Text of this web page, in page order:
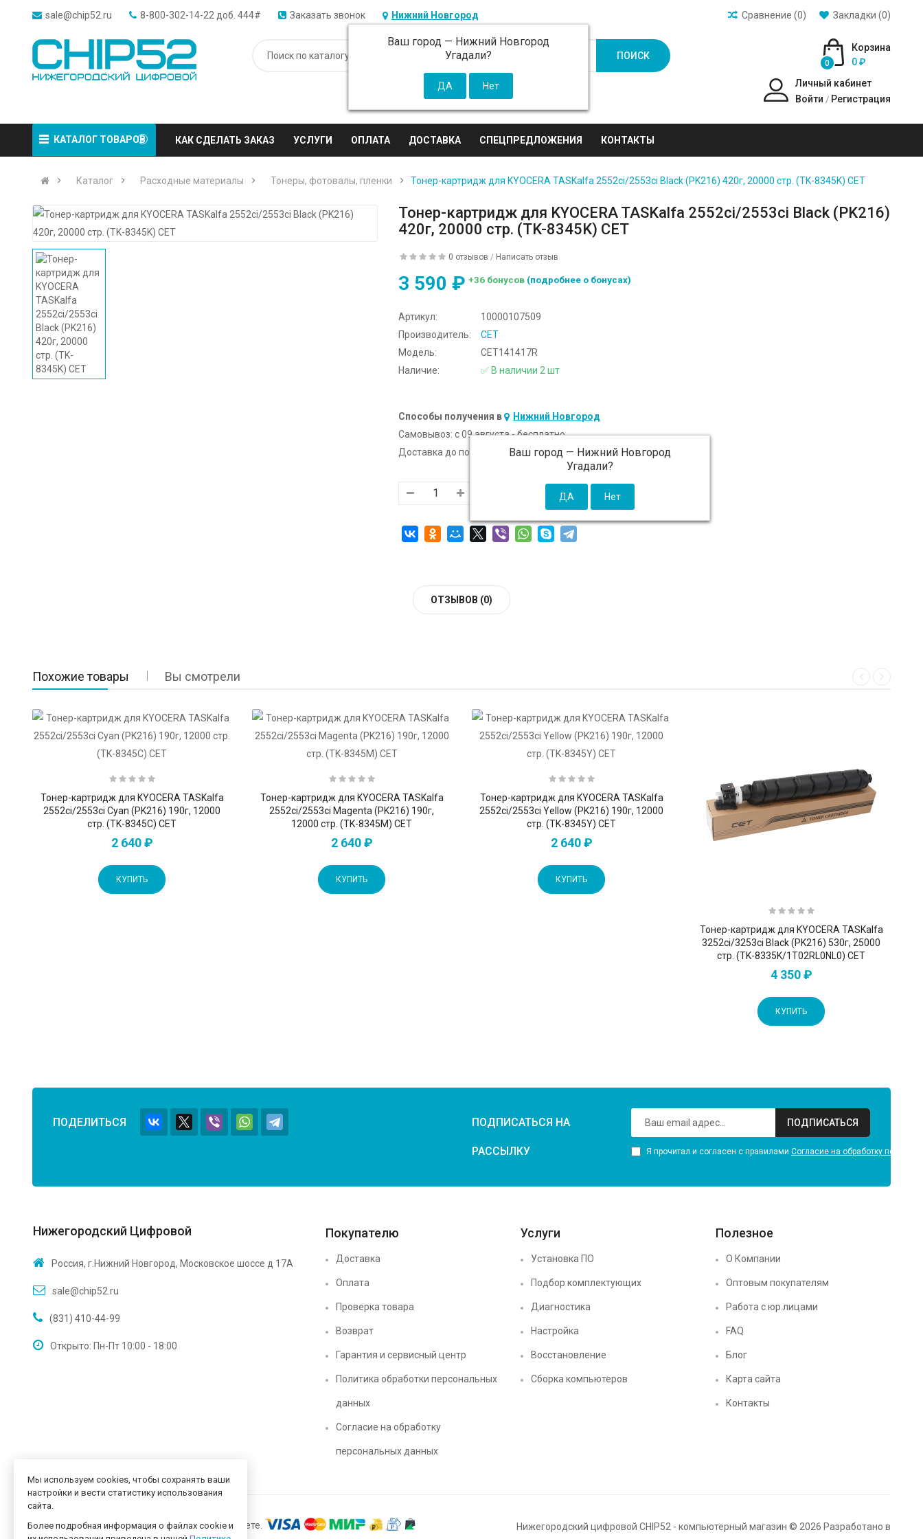
sale@chip52.ru 8-800-302-14-22 доб. 444# Заказать звонок Нижний Новгород
Ваш город — Нижний Новгород
Угадали?
Закладки (0)
Сравнение (0)
ПОИСК
Корзина
0
0 ₽
Личный кабинет
Войти / Регистрация
КАТАЛОГ ТОВАРОВ КАК СДЕЛАТЬ ЗАКАЗ УСЛУГИ ОПЛАТА ДОСТАВКА СПЕЦПРЕДЛОЖЕНИЯ КОНТАКТЫ
Каталог Расходные материалы Тонеры, фотовалы, пленки Тонер-картридж для KYOCERA TASKalfa 2552ci/2553ci Black (PK216) 420г, 20000 стр. (TK-8345K) CET
Тонер-картридж для KYOCERA TASKalfa 2552ci/2553ci Black (PK216)
420г, 20000 стр. (TK-8345K) CET
0 отзывов / Написать отзыв
3 590 ₽ +36 бонусов (подробнее о бонусах)
Артикул:
10000107509
Производитель:
CET
Модель:
CET141417R
Наличие:
✅ В наличии 2 шт
Способы получения в Нижний Новгород
Ваш город — Нижний Новгород
Угадали?
Самовывоз: c 09 августа - бесплатно
Доставка до подъезда:
c 09 августа - 300 ₽ (от 5 000 ₽ бесплатно)
ОТЗЫВОВ (0)
Похожие товары Вы смотрели
Тонер-картридж для KYOCERA TASKalfa
2552ci/2553ci Cyan (PK216) 190г, 12000
стр. (TK-8345C) CET
2 640 ₽
КУПИТЬ
Тонер-картридж для KYOCERA TASKalfa
2552ci/2553ci Magenta (PK216) 190г,
12000 стр. (TK-8345M) CET
2 640 ₽
КУПИТЬ
Тонер-картридж для KYOCERA TASKalfa
2552ci/2553ci Yellow (PK216) 190г, 12000
стр. (TK-8345Y) CET
2 640 ₽
КУПИТЬ
Тонер-картридж для KYOCERA TASKalfa
3252ci/3253ci Black (PK216) 530г, 25000
стр. (TK-8335K/1T02RL0NL0) CET
4 350 ₽
КУПИТЬ
ПОДЕЛИТЬСЯ ПОДПИСАТЬСЯ НА
РАССЫЛКУ
ПОДПИСАТЬСЯ
Я прочитал и согласен с правилами Согласие на обработку
Нижегородский Цифровой
Россия, г.Нижний Новгород, Московское шоссе д 17А
sale@chip52.ru
(831) 410-44-99
Открыто: Пн-Пт 10:00 - 18:00
Покупателю
Доставка
Оплата
Проверка товара
Возврат
Гарантия и сервисный центр
Политика обработки персональных
данных
Согласие на обработку
персональных данных
Услуги
Установка ПО
Подбор комплектующих
Диагностика
Настройка
Восстановление
Сборка компьютеров
Полезное
О Компании
Оптовым покупателям
Работа с юр.лицами
FAQ
Блог
Карта сайта
Контакты
Нижегородский цифровой CHIP52 - компьютерный магазин © 2026 Разработано в
Мы используем cookies, чтобы сохранять ваши
настройки и вести статистику использования
сайта.
Более подробная информация о файлах cookie и